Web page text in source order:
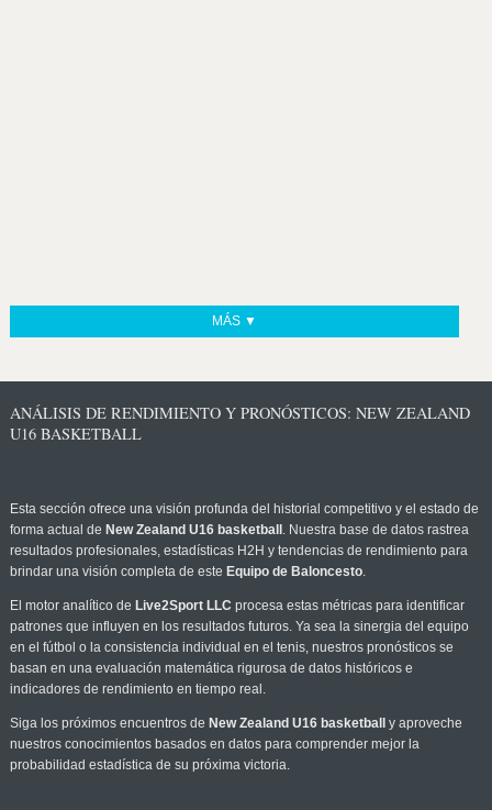
MÁS ▼
ANÁLISIS DE RENDIMIENTO Y PRONÓSTICOS: NEW ZEALAND
U16 BASKETBALL
Esta sección ofrece una visión profunda del historial competitivo y el estado de
forma actual de New Zealand U16 basketball . Nuestra base de datos rastrea
resultados profesionales, estadísticas H2H y tendencias de rendimiento para
brindar una visión completa de este Equipo de Baloncesto.
El motor analítico de Live2Sport LLC procesa estas métricas para identificar
patrones que influyen en los resultados futuros. Ya sea la sinergia del equipo
en el fútbol o la consistencia individual en el tenis, nuestros pronósticos se
basan en una evaluación matemática rigurosa de datos históricos e
indicadores de rendimiento en tiempo real.
Siga los próximos encuentros de New Zealand U16 basketball
y aproveche
nuestros conocimientos basados en datos para comprender mejor la
probabilidad estadística de su próxima victoria.